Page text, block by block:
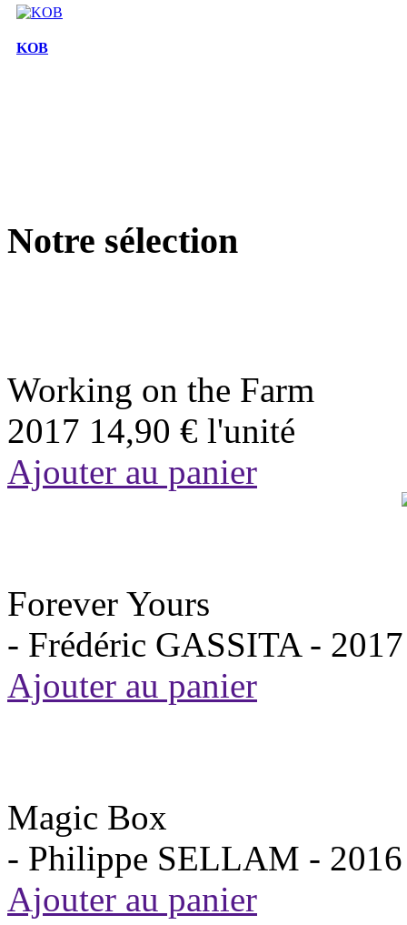
KOB
Notre sélection
Working on the Farm
2017 14,90 € l'unité
Ajouter au panier
Forever Yours
- Frédéric GASSITA - 2017
Ajouter au panier
Magic Box
- Philippe SELLAM - 2016
Ajouter au panier